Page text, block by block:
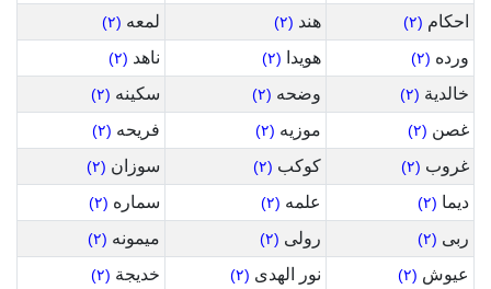
احكام (٢) هند (٢) لمعه (٢)
ورده (٢) هويدا (٢) ناهد (٢)
خالدية (٢) وضحه (٢) سكينه (٢)
غصن (٢) موزيه (٢) فريحه (٢)
غروب (٢) كوكب (٢) سوزان (٢)
ديما (٢) علمه (٢) سماره (٢)
ربى (٢) رولى (٢) ميمونه (٢)
عيوش (٢) نور الهدى (٢) خديجة (٢)